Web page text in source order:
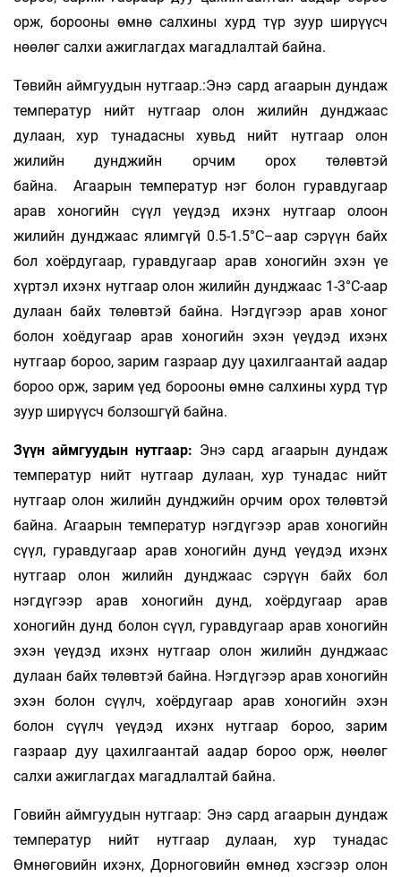
орж, борооны өмнө салхины хурд түр зуур ширүүсч
нөөлөг салхи ажиглагдах магадлалтай байна.
Төвийн аймгуудын нутгаар.:Энэ сард агаарын дундаж
температур нийт нутгаар олон жилийн дунджаас
дулаан, хур тунадасны хувьд нийт нутгаар олон
жилийн дунджийн орчим орох төлөвтэй
байна. Агаарын температур нэг болон гуравдугаар
арав хоногийн сүүл үеүдэд ихэнх нутгаар олоон
жилийн дунджаас ялимгүй 0.5-1.5°С–аар сэрүүн байх
бол хоёрдугаар, гуравдугаар арав хоногийн эхэн үе
хүртэл ихэнх нутгаар олон жилийн дунджаас 1-3°С-аар
дулаан байх төлөвтэй байна. Нэгдүгээр арав хоног
болон хоёдугаар арав хоногийн эхэн үеүдэд ихэнх
нутгаар бороо, зарим газраар дуу цахилгаантай аадар
бороо орж, зарим үед борооны өмнө салхины хурд түр
зуур ширүүсч болзошгүй байна.
Зүүн аймгуудын нутгаар: Энэ сард агаарын дундаж
температур нийт нутгаар дулаан, хур тунадас нийт
нутгаар олон жилийн дунджийн орчим орох төлөвтэй
байна. Агаарын температур нэгдүгээр арав хоногийн
сүүл, гуравдугаар арав хоногийн дунд үеүдэд ихэнх
нутгаар олон жилийн дунджаас сэрүүн байх бол
нэгдүгээр арав хоногийн дунд, хоёрдугаар арав
хоногийн дунд болон сүүл, гуравдугаар арав хоногийн
эхэн үеүдэд ихэнх нутгаар олон жилийн дунджаас
дулаан байх төлөвтэй байна. Нэгдүгээр арав хоногийн
эхэн болон сүүлч, хоёрдугаар арав хоногийн эхэн
болон сүүлч үеүдэд ихэнх нутгаар бороо, зарим
газраар дуу цахилгаантай аадар бороо орж, нөөлөг
салхи ажиглагдах магадлалтай байна.
Говийн аймгуудын нутгаар: Энэ сард агаарын дундаж
температур нийт нутгаар дулаан, хур тунадас
Өмнөговийн ихэнх, Дорноговийн өмнөд хэсгээр олон